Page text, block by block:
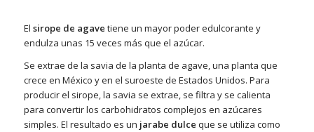
El sirope de agave tiene un mayor poder edulcorante y
endulza unas 15 veces más que el azúcar.
Se extrae de la savia de la planta de agave, una planta que
crece en México y en el suroeste de Estados Unidos. Para
producir el sirope, la savia se extrae, se filtra y se calienta
para convertir los carbohidratos complejos en azúcares
simples. El resultado es un jarabe dulce que se utiliza como